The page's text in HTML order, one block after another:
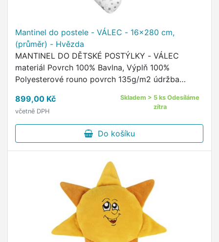
Mantinel do postele - VÁLEC - 16x280 cm,
(průměr) - Hvězda
MANTINEL DO DĚTSKÉ POSTÝLKY - VÁLEC
materiál Povrch 100% Bavlna, Výplň 100%
Polyesterové rouno povrch 135g/m2 údržba
sušičce nedoporučujeme údržba výplně …
899,00 Kč
včetně DPH
Skladem > 5 ks Odesíláme
zítra
Do košíku